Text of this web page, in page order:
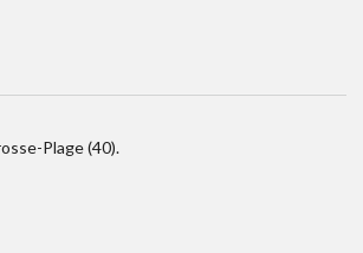
Plage (40).